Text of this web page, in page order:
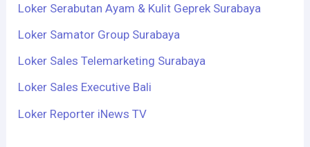
Loker Serabutan Ayam & Kulit Geprek Surabaya
Loker Samator Group Surabaya
Loker Sales Telemarketing Surabaya
Loker Sales Executive Bali
Loker Reporter iNews TV